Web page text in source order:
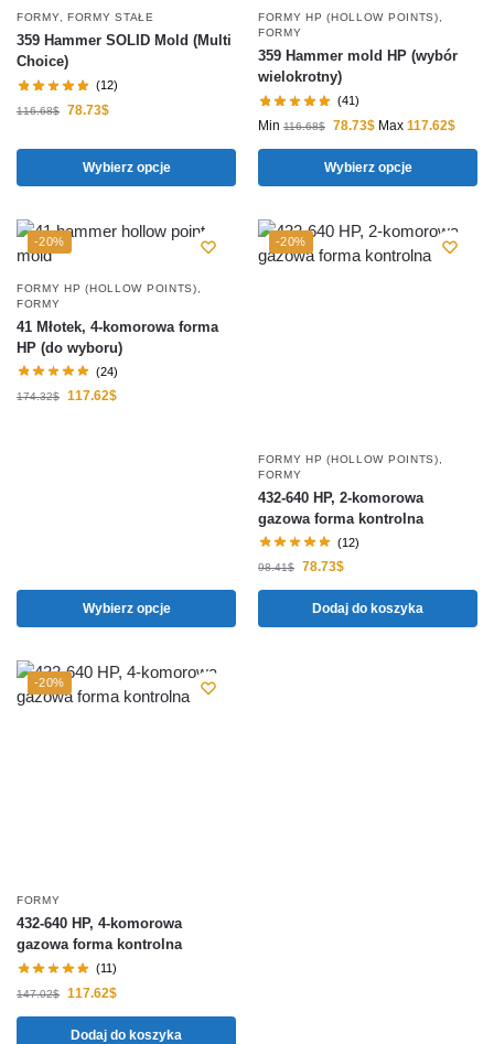
FORMY, FORMY STAŁE
359 Hammer SOLID Mold (Multi
Choice)
(12)
116.68$ 78.73$
Wybierz opcje
FORMY HP (HOLLOW POINTS)
FORMY
359 Hammer mold HP (wybór
wielokrotny)
(41)
Min 116.68$ 78.73$ Max 117.62$
Wybierz opcje
-20%
FORMY HP (HOLLOW POINTS)
FORMY
41 Młotek, 4-komorowa forma
HP (do wyboru)
(24)
174.32$ 117.62$
Wybierz opcje
-20%
FORMY HP (HOLLOW POINTS)
FORMY
432-640 HP, 2-komorowa
gazowa forma kontrolna
(12)
98.41$ 78.73$
Dodaj do koszyka
-20%
FORMY
432-640 HP, 4-komorowa
gazowa forma kontrolna
(11)
147.02$ 117.62$
Dodaj do koszyka